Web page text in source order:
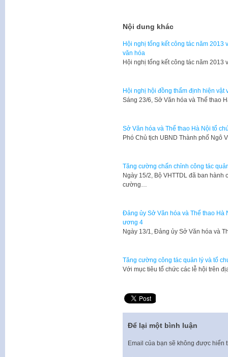
Nội dung khác
Hội nghị tổng kết công tác năm
văn hóa
​Hội nghị tổng kết công tác năm
Hội nghị hội đồng thẩm định hiện
Sáng 23/6, Sở Văn hóa và Thể thao
Sở Văn hóa và Thể thao Hà Nội tổ
Phó Chủ tịch UBND Thành phố
Tăng cường chấn chỉnh công tác
Ngày 15/2, Bộ VHTTDL đã ban hành
cường…
Đảng ủy Sở Văn hóa và Thể thao Hà
ương 4
Ngày 13/1, Đảng ủy Sở Văn hóa và
Tăng cường công tác quản lý và tổ
Với mục tiêu tổ chức các lễ hội trên
Để lại một bình luận
Email của bạn sẽ không được hiển